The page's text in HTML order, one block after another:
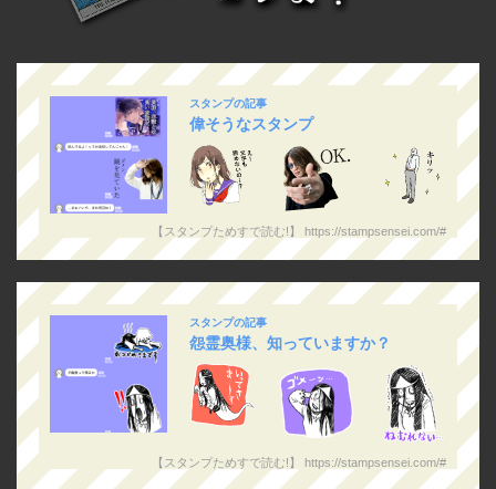
スタンプの記事
偉そうなスタンプ
【スタンプためすで読む!】 https://stampsensei.com/#
スタンプの記事
怨霊奥様、知っていますか？
【スタンプためすで読む!】 https://stampsensei.com/#